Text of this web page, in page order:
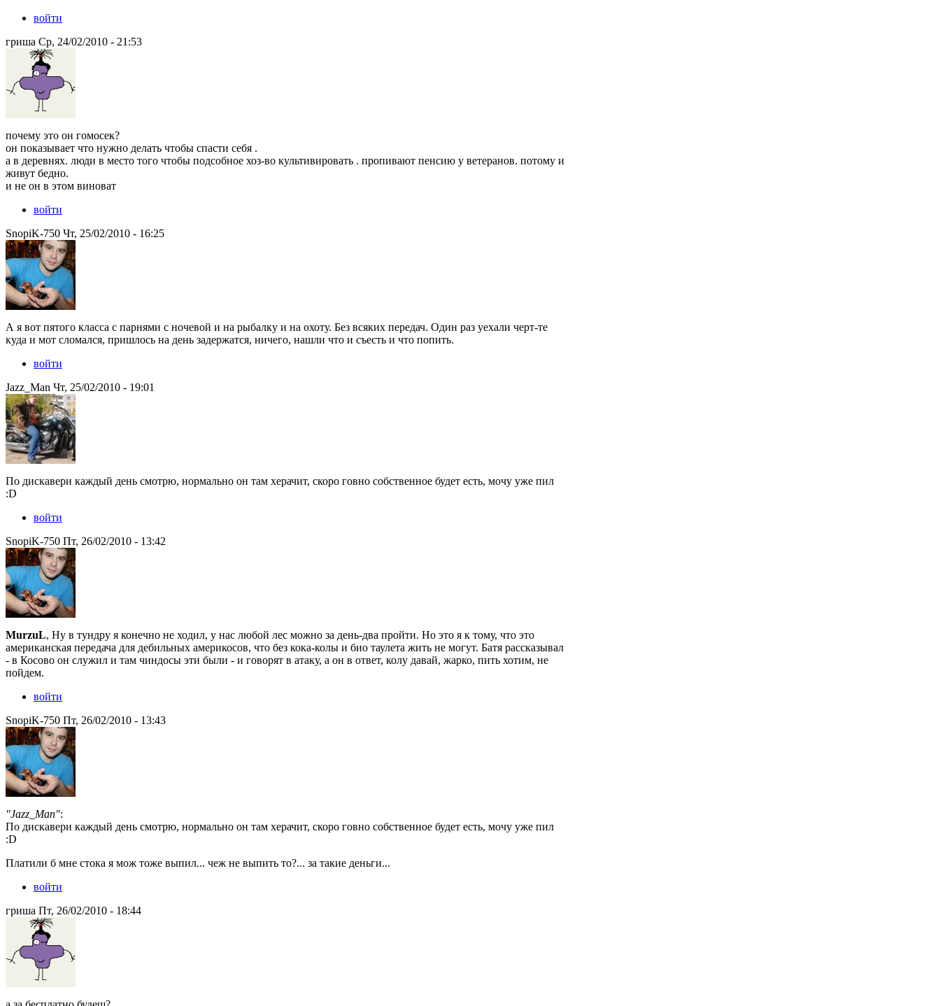
войти
гриша Ср, 24/02/2010 - 21:53
почему это он гомосек?
он показывает что нужно делать чтобы спасти себя .
а в деревнях. люди в место того чтобы подсобное хоз-во культивировать . пропивают пенсию у ветеранов. потому и
живут бедно.
и не он в этом виноват
войти
SnopiK-750 Чт, 25/02/2010 - 16:25
А я вот пятого класса с парнями с ночевой и на рыбалку и на охоту. Без всяких передач. Один раз уехали черт-те
куда и мот сломался, пришлось на день задержатся, ничего, нашли что и съесть и что попить.
войти
Jazz_Man Чт, 25/02/2010 - 19:01
По дискавери каждый день смотрю, нормально он там херачит, скоро говно собственное будет есть, мочу уже пил
:D
войти
SnopiK-750 Пт, 26/02/2010 - 13:42
MurzuL, Ну в тундру я конечно не ходил, у нас любой лес можно за день-два пройти. Но это я к тому, что это
американская передача для дебильных америкосов, что без кока-колы и био таулета жить не могут. Батя рассказывал
- в Косово он служил и там чиндосы эти были - и говорят в атаку, а он в ответ, колу давай, жарко, пить хотим, не
пойдем.
войти
SnopiK-750 Пт, 26/02/2010 - 13:43
"Jazz_Man":
По дискавери каждый день смотрю, нормально он там херачит, скоро говно собственное будет есть, мочу уже пил
:D
Платили б мне стока я мож тоже выпил... чеж не выпить то?... за такие деньги...
войти
гриша Пт, 26/02/2010 - 18:44